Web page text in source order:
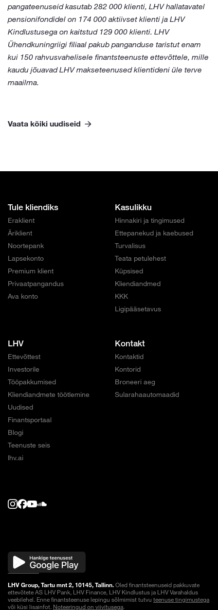
pangateenuseid kasutab 282 000 klienti, LHV hallatavatel
pensionifondidel on 174 000 aktiivset klienti ja LHV
Kindlustusega on kaitstud 129 000 klienti. LHV
Ühendkuningriigi filiaal pakub panganduse taristut enam
kui 150 rahvusvahelisele finantsteenuste ettevõttele, mille
kaudu jõuavad LHV makseteenused klientideni üle terve
maailma.
Vaata kõiki uudiseid
Tule kliendiks
Eraklient
Äriklient
Noortepank
Lapsekonto
Premium klient
Privaatpangandus
Ava konto
Kasulikku
Hinnakiri ja tingimused
Ettepanekud ja kaebused
Turvalisus
Teata petulehest
Küpsised
Kliendiandmed
KKK
Ligipääsetavus
LHV
Ettevõttest
Investorile
Tööpakkumised
Kliendiandmete töötlemine
Uudised
Finantsportaal
Blogi
Teenuste seis
lhv.ai
Kontakt
Kontaktid
Kontorid
Broneeri aeg
Sularahaautomaadid
LHV Group, Tartu mnt 2, 10145, Tallinn.Oled finantsteenuseid pakkuvate
ettevõtete AS LHV Pank, LHV Finance, LHV Kindlustus ja LHV Varahaldus
veebilehel. Enne finantsteenuse lepingu sõlmimist tutvu teenuse tingimustega
või küsi lisainfot. Noteeringud on viivitusega.